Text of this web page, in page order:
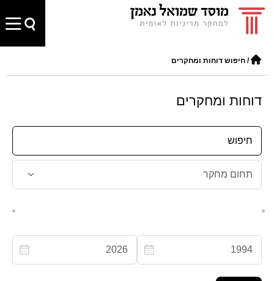
/ חיפוש דוחות ומחקרים
דוחות ומחקרים